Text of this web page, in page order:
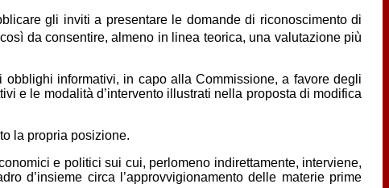
gli inviti a presentare le domande di riconoscimento di
da consentire, almeno in linea teorica, una valutazione più
informativi, in capo alla Commissione, a favore degli
e le modalità d’intervento illustrati nella proposta di modifica
la propria posizione.
e politici sui cui, perlomeno indirettamente, interviene,
d’insieme circa l’approvvigionamento delle materie prime